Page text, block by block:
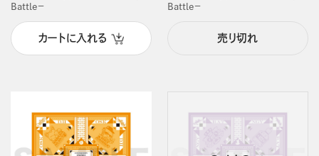
Battle－
カートに入れる
Battle－
売り切れ